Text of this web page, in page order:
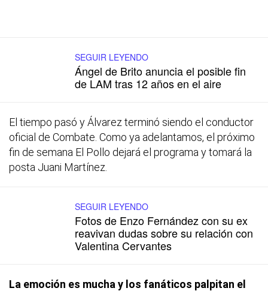
SEGUIR LEYENDO
Ángel de Brito anuncia el posible fin
de LAM tras 12 años en el aire
El tiempo pasó y Álvarez terminó siendo el conductor
oficial de Combate. Como ya adelantamos, el próximo
fin de semana El Pollo dejará el programa y tomará la
posta Juani Martínez.
SEGUIR LEYENDO
Fotos de Enzo Fernández con su ex
reavivan dudas sobre su relación con
Valentina Cervantes
La emoción es mucha y los fanáticos palpitan el